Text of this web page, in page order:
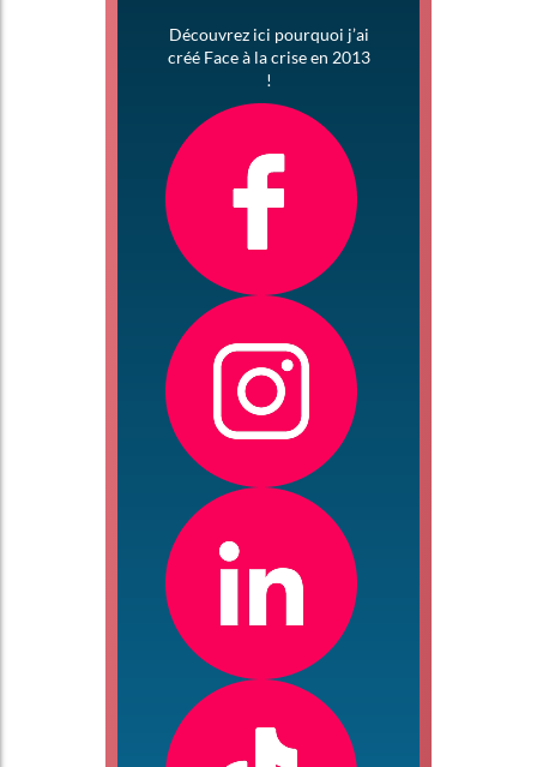
Découvrez ici pourquoi j’ai
créé Face à la crise en 2013
!